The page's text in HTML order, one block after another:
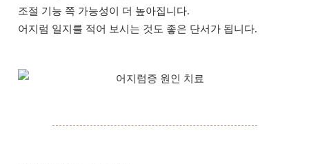
조절 기능 쪽 가능성이 더 높아집니다.
어지럼 일지를 적어 보시는 것도 좋은 단서가 됩니다.